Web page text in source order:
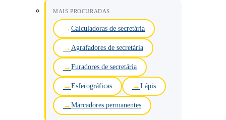
MAIS PROCURADAS
Calculadoras de secretária
Agrafadores de secretária
Furadores de secretária
Esferográficas Lápis
Marcadores permanentes